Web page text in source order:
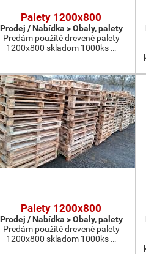
Palety 1200x800
Prodej / Nabídka > Obaly, palety
Predám použité drevené palety
1200x800 skladom 1000ks …
Palety 1200x800
Prodej / Nabídka > Obaly, palety
Predám použité drevené palety
1200x800 skladom 1000ks …